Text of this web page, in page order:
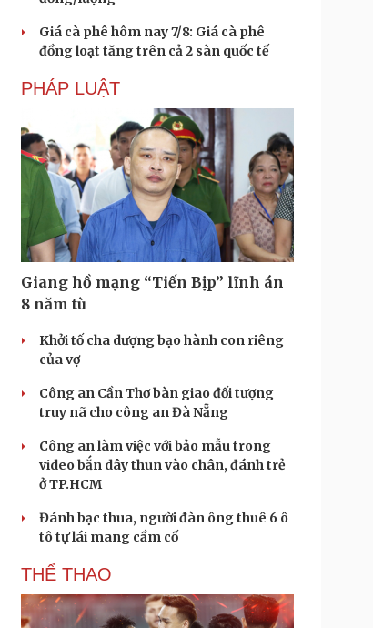
Giá cà phê hôm nay 7/8: Giá cà phê
đồng loạt tăng trên cả 2 sàn quốc tế
PHÁP LUẬT
Giang hồ mạng “Tiến Bịp” lĩnh án
8 năm tù
Khởi tố cha dượng bạo hành con riêng
của vợ
Công an Cần Thơ bàn giao đối tượng
truy nã cho công an Đà Nẵng
Công an làm việc với bảo mẫu trong
video bắn dây thun vào chân, đánh trẻ
ở TP.HCM
Đánh bạc thua, người đàn ông thuê 6 ô
tô tự lái mang cầm cố
THỂ THAO